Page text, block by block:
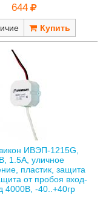
644
ИВЭП-1215G,
1.5А, уличное
пластик, защита
от пробоя вход-
4000В, -40..+40гр